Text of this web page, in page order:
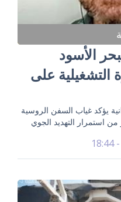
الأسود
على
يؤكد غياب السفن الروسية
استمرار التهديد الجوي